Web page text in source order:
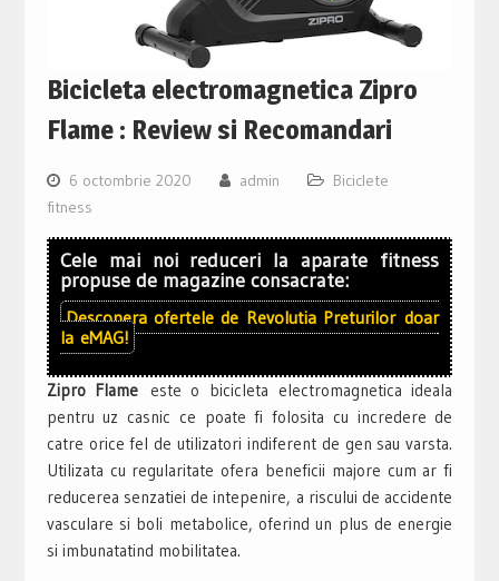
Bicicleta electromagnetica Zipro
Flame : Review si Recomandari
6 octombrie 2020 admin
Biciclete
fitness
Cele mai noi reduceri la aparate fitness
propuse de magazine consacrate:
Descopera ofertele de Revolutia Preturilor doar
la eMAG!
Zipro Flame este o bicicleta electromagnetica ideala
pentru uz casnic ce poate fi folosita cu incredere de
catre orice fel de utilizatori indiferent de gen sau varsta.
Utilizata cu regularitate ofera beneficii majore cum ar fi
reducerea senzatiei de intepenire, a riscului de accidente
vasculare si boli metabolice, oferind un plus de energie
si imbunatatind mobilitatea.